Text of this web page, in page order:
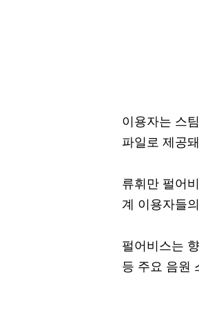
이용자는 스
파일로 제공
류휘만 펄어
계 이용자들
펄어비스는
등 주요 음원